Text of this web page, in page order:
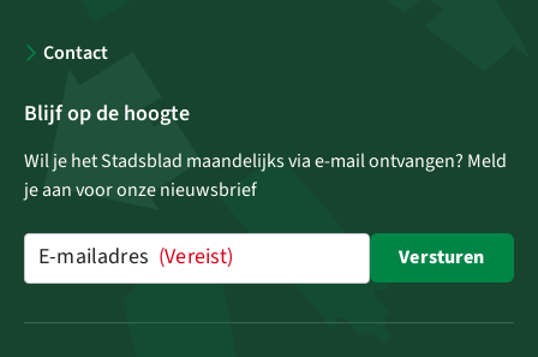
Contact
Blijf op de hoogte
Wil je het Stadsblad maandelijks via e-mail ontvangen? Meld
je aan voor onze nieuwsbrief
E-mailadres (Vereist) Versturen